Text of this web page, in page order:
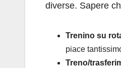
diverse. Sapere
Trenino su
piace
Treno/